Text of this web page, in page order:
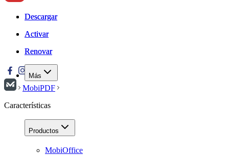
Descargar
Activar
Renovar
Más
Descargar
Activar
Renovar
MobiPDF
Características
Productos
MobiOffice